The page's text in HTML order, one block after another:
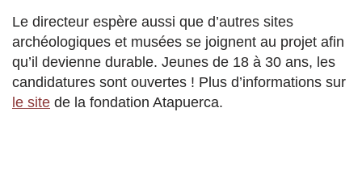
Le directeur espère aussi que d’autres sites
archéologiques et musées se joignent au projet afin
qu’il devienne durable. Jeunes de 18 à 30 ans, les
candidatures sont ouvertes ! Plus d’informations sur
le site de la fondation Atapuerca.